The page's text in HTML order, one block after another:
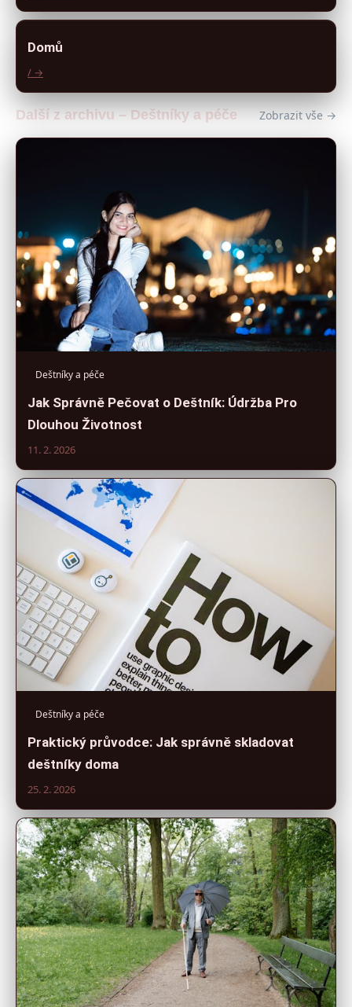
Domů
/ →
Další z archivu – Deštníky a péče Zobrazit vše →
Deštníky a péče
Jak Správně Pečovat o Deštník: Údržba Pro
Dlouhou Životnost
11. 2. 2026
Deštníky a péče
Praktický průvodce: Jak správně skladovat
deštníky doma
25. 2. 2026